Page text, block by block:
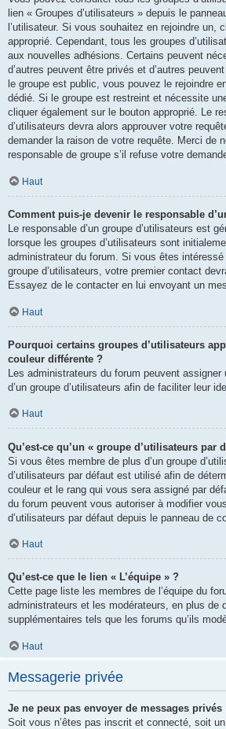
lien « Groupes d’utilisateurs » depuis le
l’utilisateur. Si vous souhaitez en rejoindre un,
approprié. Cependant, tous les groupes
aux nouvelles adhésions. Certains peuvent
d’autres peuvent être privés et d’autres
le groupe est public, vous pouvez le rejoindre
dédié. Si le groupe est restreint et nécessite
cliquer également sur le bouton approprié. Le
d’utilisateurs devra alors approuver votre
demander la raison de votre requête. Merci de
responsable de groupe s’il refuse votre
Haut
Comment puis-je devenir le responsable
Le responsable d’un groupe d’utilisateurs est
lorsque les groupes d’utilisateurs sont
administrateur du forum. Si vous êtes intéressé
groupe d’utilisateurs, votre premier contact
Essayez de le contacter en lui envoyant un
Haut
Pourquoi certains groupes d’utilisateurs
couleur différente ?
Les administrateurs du forum peuvent
d’un groupe d’utilisateurs afin de faciliter leur
Haut
Qu’est-ce qu’un « groupe d’utilisateurs par
Si vous êtes membre de plus d’un groupe
d’utilisateurs par défaut est utilisé afin de
couleur et le rang qui vous sera assigné par
du forum peuvent vous autoriser à modifier
d’utilisateurs par défaut depuis le panneau de
Haut
Qu’est-ce que le lien « L’équipe » ?
Cette page liste les membres de l’équipe du
administrateurs et les modérateurs, en plus de
supplémentaires tels que les forums qu’ils
Haut
Messagerie privée
Je ne peux pas envoyer de messages privés
Soit vous n’êtes pas inscrit et connecté, soit